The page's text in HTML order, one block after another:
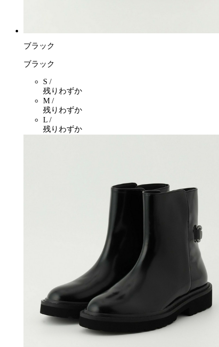
ブラック
ブラック
S /
残りわずか
M /
残りわずか
L /
残りわずか